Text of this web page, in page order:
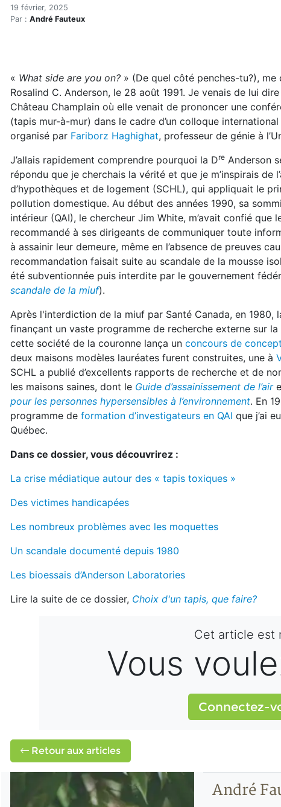
Accueil
Articles
Toxicité des moquettes :
19 février, 2025
Par : André Fauteux
« What side are you on? » (De quel côté penches-tu?),
Rosalind C. Anderson, le 28 août 1991. Je venais de lui
Château Champlain où elle venait de prononcer une
(tapis mur-à-mur) dans le cadre d’un colloque
organisé par Fariborz Haghighat, professeur de génie à
J’allais rapidement comprendre pourquoi la Dre Anderson
répondu que je cherchais la vérité et que je m’inspirais de
d’hypothèques et de logement (SCHL), qui appliquait le
pollution domestique. Au début des années 1990, sa
intérieur (QAI), le chercheur Jim White, m’avait confié que
recommandé à ses dirigeants de communiquer toute
à assainir leur demeure, même en l’absence de preuves
recommandation faisait suite au scandale de la mousse
été subventionnée puis interdite par le gouvernement
scandale de la miuf).
Après l'interdiction de la miuf par Santé Canada, en 1980,
finançant un vaste programme de recherche externe sur la
cette société de la couronne lança un concours de
deux maisons modèles lauréates furent construites, une à
SCHL a publié d’excellents rapports de recherche et de
les maisons saines, dont le Guide d’assainissement de l’air
pour les personnes hypersensibles à l’environnement. En
programme de formation d’investigateurs en QAI que j’ai
Québec.
Dans ce dossier, vous découvrirez :
La crise médiatique autour des « tapis toxiques »
Des victimes handicapées
Les nombreux problèmes avec les moquettes
Un scandale documenté depuis 1980
Les bioessais d’Anderson Laboratories
Lire la suite de ce dossier, Choix d'un tapis, que faire?
Cet article est
Vous
Connectez-
Retour aux articles
André